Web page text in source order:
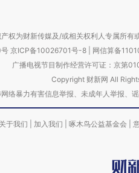
权为财新传媒及/或相关权利人专属所有
京ICP备10026701号-8 网信算备
广播电视节目制作经营许可证：京第
Copyright 财新网 All
网络暴力有害信息举报、未成年人举
关于我们 加入我们 啄木鸟公益基金会